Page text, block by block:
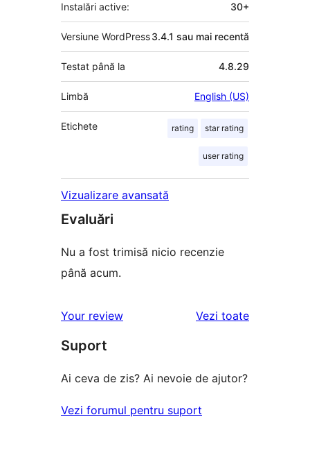
Instalări active: 30+
Versiune WordPress3.4.1 sau mai recentă
Testat până la 4.8.29
Limbă English (US)
Etichete rating star rating
user rating
Vizualizare avansată
Evaluări
Nu a fost trimisă nicio recenzie
până acum.
Your review Vezi toaterecenziile
Suport
Ai ceva de zis? Ai nevoie de ajutor?
Vezi forumul pentru suport